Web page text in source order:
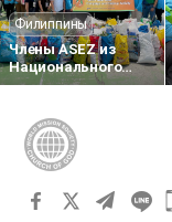
Филиппины
Члены ASEZ из
Национального
университета науки
Филиппин провели
кампанию «Zero
Plastic 2040»